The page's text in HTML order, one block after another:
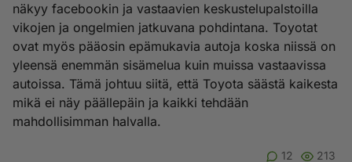
näkyy facebookin ja vastaavien keskustelupalstoilla
vikojen ja ongelmien jatkuvana pohdintana. Toyotat
ovat myös pääosin epämukavia autoja koska niissä on
yleensä enemmän sisämelua kuin muissa vastaavissa
autoissa. Tämä johtuu siitä, että Toyota säästä kaikesta
mikä ei näy päällepäin ja kaikki tehdään
mahdollisimman halvalla.
12 213